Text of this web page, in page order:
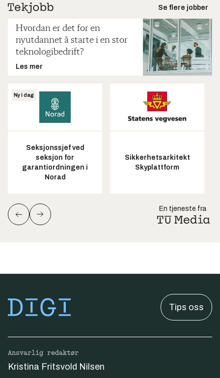
Se flere jobber
Hvordan er det for en
nyutdannet å starte i en stor
teknologibedrift?
Les mer
Ny i dag
Seksjonssjef ved
seksjon for
garantiordningen i
Norad
Sikkerhetsarkitekt
Skyplattform
En tjeneste fra
Tips oss
Ansvarlig redaktør
Kristina Fritsvold Nilsen